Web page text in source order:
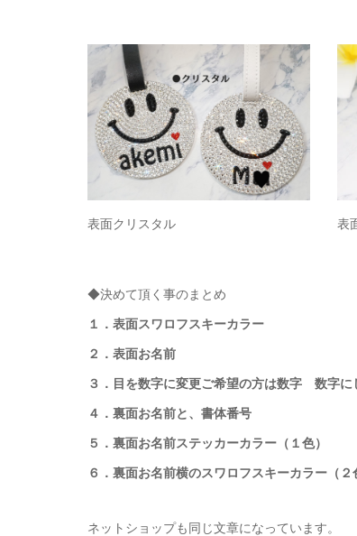
表面クリスタル 表
◆決めて頂く事のまとめ
１．表面スワロフスキーカラー
２．表面お名前
３．目を数字に変更ご希望の方は数字 数字に
４．裏面お名前と、書体番号
５．裏面お名前ステッカーカラー（１色）
６．裏面お名前横のスワロフスキーカラー（２
ネットショップも同じ文章になっています。